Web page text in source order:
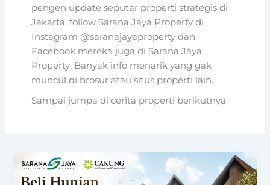
pengen update seputar properti strategis di
Jakarta, follow Sarana Jaya Property di
Instagram @saranajayaproperty dan
Facebook mereka juga di Sarana Jaya
Property. Banyak info menarik yang gak
muncul di brosur atau situs properti lain.
Sampai jumpa di cerita properti berikutnya